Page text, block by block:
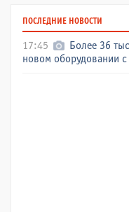
ПОСЛЕДНИЕ НОВОСТИ
17:45
Более 36
новом оборудовании с